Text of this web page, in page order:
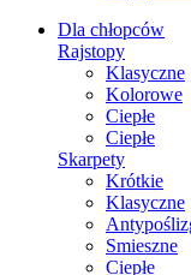
Dla chłopców
Rajstopy
Klasyczne
Kolorowe
Ciepłe
Ciepłe
Skarpety
Krótkie
Klasyczne
Smieszne
Ciepłe